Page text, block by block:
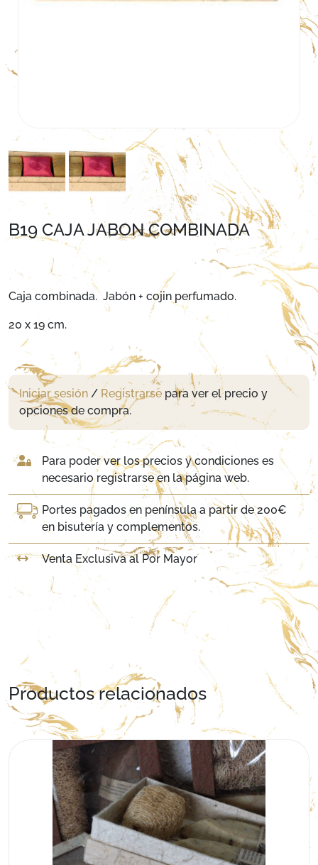
B19 CAJA JABON COMBINADA
Caja combinada. Jabón + cojin perfumado.
20 x 19 cm.
Iniciar sesión / Registrarse para ver el precio y
opciones de compra.
Para poder ver los precios y condiciones es
necesario registrarse en la página web.
Portes pagados en península a partir de 200€
en bisutería y complementos.
Venta Exclusiva al Por Mayor
Productos relacionados